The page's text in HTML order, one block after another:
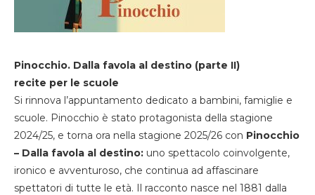
Pinocchio. Dalla favola al destino (parte II)
recite per le scuole
Si rinnova l’appuntamento dedicato a bambini, famiglie e
scuole. Pinocchio è stato protagonista della stagione
2024/25, e torna ora nella stagione 2025/26 con Pinocchio
– Dalla favola al destino: uno spettacolo coinvolgente,
ironico e avventuroso, che continua ad affascinare
spettatori di tutte le età. Il racconto nasce nel 1881 dalla